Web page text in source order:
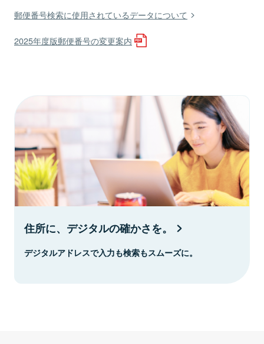
郵便番号検索に使用されているデータについて
2025年度版郵便番号の変更案内
住所に、デジタルの確かさを。
デジタルアドレスで入力も検索もスムーズに。